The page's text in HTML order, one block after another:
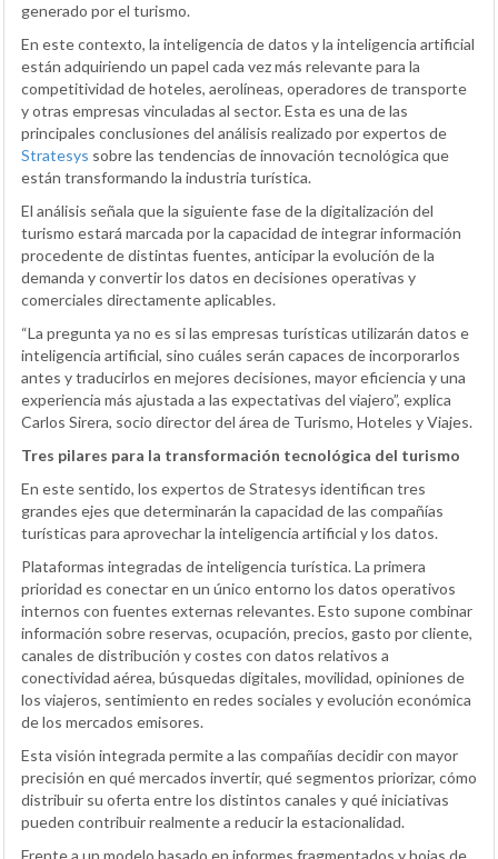
generado por el turismo.
En este contexto, la inteligencia de datos y la inteligencia artificial
están adquiriendo un papel cada vez más relevante para la
competitividad de hoteles, aerolíneas, operadores de transporte
y otras empresas vinculadas al sector. Esta es una de las
principales conclusiones del análisis realizado por expertos de
Stratesys sobre las tendencias de innovación tecnológica que
están transformando la industria turística.
El análisis señala que la siguiente fase de la digitalización del
turismo estará marcada por la capacidad de integrar información
procedente de distintas fuentes, anticipar la evolución de la
demanda y convertir los datos en decisiones operativas y
comerciales directamente aplicables.
“La pregunta ya no es si las empresas turísticas utilizarán datos e
inteligencia artificial, sino cuáles serán capaces de incorporarlos
antes y traducirlos en mejores decisiones, mayor eficiencia y una
experiencia más ajustada a las expectativas del viajero”, explica
Carlos Sirera, socio director del área de Turismo, Hoteles y Viajes.
Tres pilares para la transformación tecnológica del turismo
En este sentido, los expertos de Stratesys identifican tres
grandes ejes que determinarán la capacidad de las compañías
turísticas para aprovechar la inteligencia artificial y los datos.
Plataformas integradas de inteligencia turística. La primera
prioridad es conectar en un único entorno los datos operativos
internos con fuentes externas relevantes. Esto supone combinar
información sobre reservas, ocupación, precios, gasto por cliente,
canales de distribución y costes con datos relativos a
conectividad aérea, búsquedas digitales, movilidad, opiniones de
los viajeros, sentimiento en redes sociales y evolución económica
de los mercados emisores.
Esta visión integrada permite a las compañías decidir con mayor
precisión en qué mercados invertir, qué segmentos priorizar, cómo
distribuir su oferta entre los distintos canales y qué iniciativas
pueden contribuir realmente a reducir la estacionalidad.